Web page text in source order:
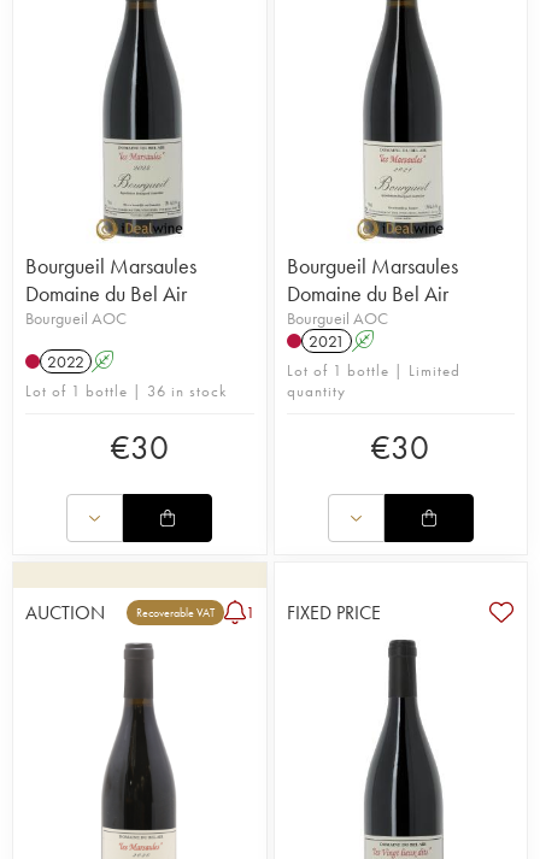
Bourgueil Marsaules
Domaine du Bel Air
Bourgueil AOC
2022 A
Lot of 1 bottle | 36 in stock
€30
Bourgueil Marsaules
Domaine du Bel Air
Bourgueil AOC
2021 A
Lot of 1 bottle | Limited
quantity
€30
AUCTION Recoverable VAT 1 FIXED PRICE